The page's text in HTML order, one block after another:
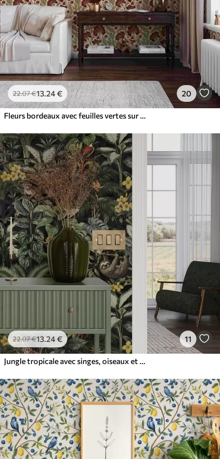
22.07€13.24€ 20
Fleurs bordeaux avec feuilles vertes sur fond clair
22.07€13.24€ 11
Jungle tropicale avec singes, oiseaux et feuillage dense